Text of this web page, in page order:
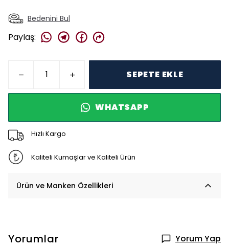
Bedenini Bul
Paylaş:
SEPETE EKLE
WHATSAPP
Hızlı Kargo
Kaliteli Kumaşlar ve Kaliteli Ürün
Ürün ve Manken Özellikleri
Yorumlar Yorum Yap